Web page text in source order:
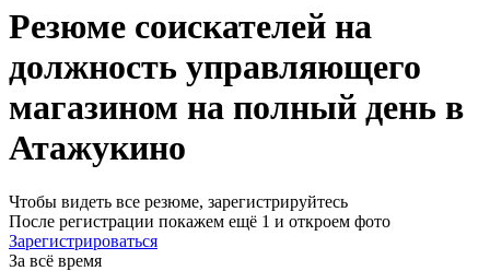
Резюме соискателей на
должность управляющего
магазином на полный день в
Атажукино
Чтобы видеть все резюме, зарегистрируйтесь
После регистрации покажем ещё 1 и откроем фото
Зарегистрироваться
За всё время